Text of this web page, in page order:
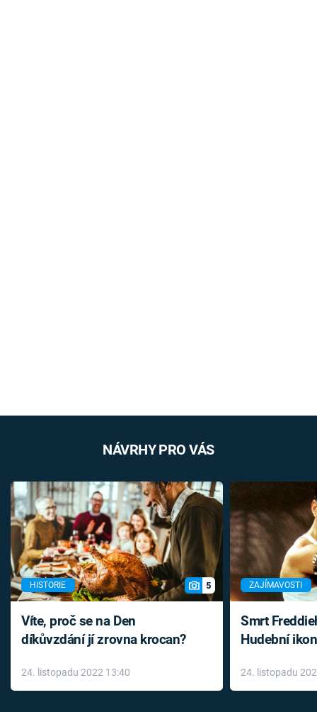
NÁVRHY PRO VÁS
HISTORIE 5
Víte, proč se na Den
díkůvzdání jí zrovna krocan?
24. listopadu 2022 13:40
ZAJÍMAVOSTI
Smrt
Hudební
léky
24. listopadu